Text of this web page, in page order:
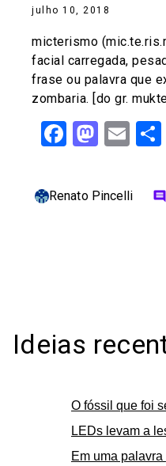
julho 10, 2018
micterismo
facial carregada,
frase ou palavra que
zombaria. [do gr.
Facebook
Renato Pincelli comment
Ideias
O fóssil que foi
LEDs levam a
Em uma palavra